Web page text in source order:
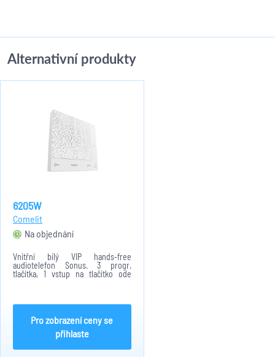
Alternativní produkty
6205W
Comelit
Na objednání
Vnitřní bílý VIP hands-free
audiotelefon Sonus. 3 progr.
tlačítka, 1 vstup na tlačítko ode
dveří, 1 alarmový vstup, 3 úrovně
spotřeba 2,9W, rozměry:...
Pro zobrazení ceny se
přihlaste